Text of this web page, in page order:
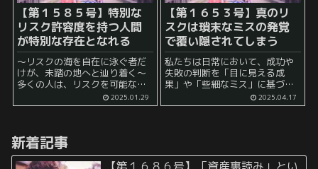
【第１５８５号】特別な
リスク許容度を持つ人間
が特別な存在となれる
～リスクの海を自在に泳ぐ者だ
けが、未踏の地へと辿り着く～
多くの人は、リスクを可能な限
り避け、安全で確実な道を選ぼ
うとします。 それは、損失や失
リスクを志向し、安...
2025.01.29
【第１６５３号】 真のリ
スクは瑣末なミスの発覚
で覆い隠されてしまう
私たちは日常において、成功や
失敗の判断を「目に見える成
果」や「些細なミス」に基づい
て下しがちです。しかし、目に
見える現象の背後には、それと
2025.04.17
新着記事